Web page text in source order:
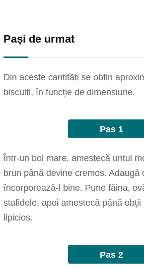
Pași de urmat
Din aceste cantități se obțin
biscuiți, în funcție de dimensiune.
Pas 1
Într-un bol mare, amestecă untul
brun până devine cremos. Adaugă
încorporează-l bine. Pune făina,
stafidele, apoi amestecă până obții
lipicios.
Pas 2